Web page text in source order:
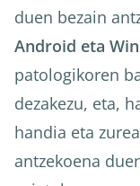
duen bezain
Android eta
patologikoren
dezakezu, eta,
handia eta
antzekoena